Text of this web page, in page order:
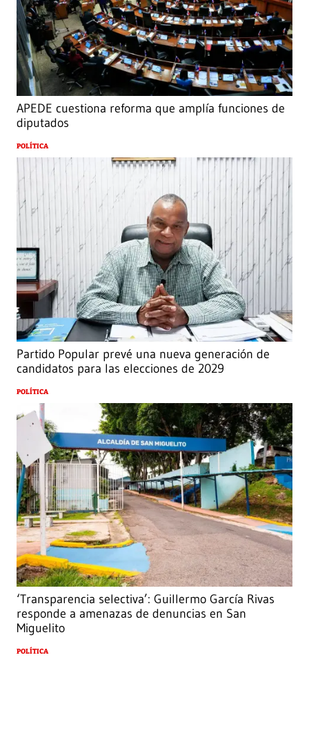
APEDE cuestiona reforma que amplía funciones de
diputados
POLÍTICA
Partido Popular prevé una nueva generación de
candidatos para las elecciones de 2029
POLÍTICA
‘Transparencia selectiva’: Guillermo García Rivas
responde a amenazas de denuncias en San
Miguelito
POLÍTICA